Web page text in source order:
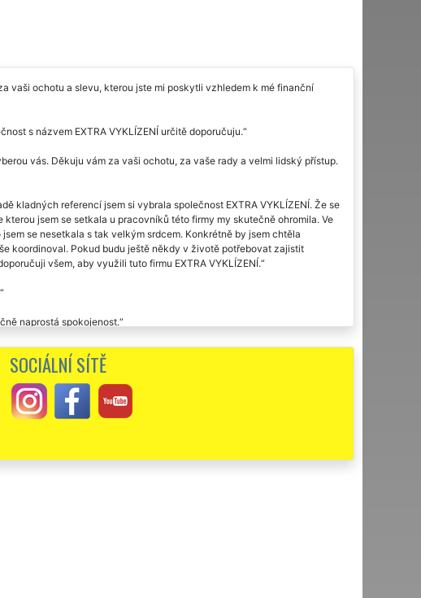
vaši ochotu a slevu, kterou jste mi poskytli vzhledem k mé finanční
s názvem EXTRA VYKLÍZENÍ určitě doporučuju.
vás. Děkuju vám za vaši ochotu, za vaše rady a velmi lidský přístup.
kladných referencí jsem si vybrala společnost EXTRA VYKLÍZENÍ. Že se
jsem se setkala u pracovníků této firmy my skutečně ohromila. Ve
se nesetkala s tak velkým srdcem. Konkrétně by jsem chtěla
koordinoval. Pokud budu ještě někdy v životě potřebovat zajistit
všem, aby využili tuto firmu EXTRA VYKLÍZENÍ.
naprostá spokojenost.
od společnosti EXTRA VYKLÍZENÍ. Jsem velmi ráda, že mi
Vyklízení proběhlo bez sebemenšího problému, aniž by jsem se
jsme si domluvili perfektně sedělo. V sobotu ráno byl přistaven
profesionální přístup, perfektní domluva👍.
vážím. Určitě budu vaši firmu každému doporučovat.
SOCIÁLNÍ SÍTĚ